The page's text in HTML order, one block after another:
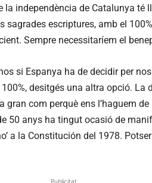
la independència de Catalunya té
sagrades escriptures, amb el
Sempre necessitaríem el
si Espanya ha de decidir per
desitgés una altra opció. La
com perquè ens l’haguem
50 anys ha tingut ocasió de
a la Constitución del 1978.
Publicitat